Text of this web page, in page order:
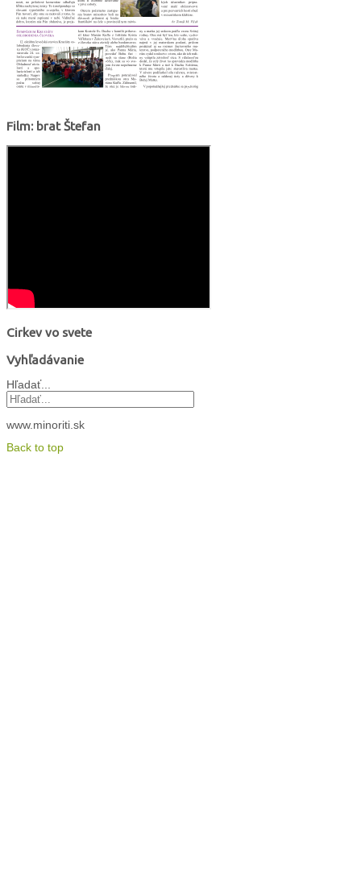
Film: brat Štefan
Cirkev vo svete
Vyhľadávanie
Hľadať...
www.minoriti.sk
Back to top